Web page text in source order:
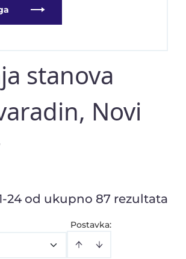
stanova
Novi
24 od ukupno 87 rezultata
Postavka: